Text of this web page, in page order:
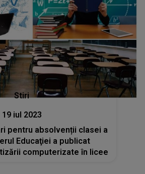
Stiri
19 iul 2023
pentru absolvenții clasei a
Educaţiei a publicat
computerizate în licee